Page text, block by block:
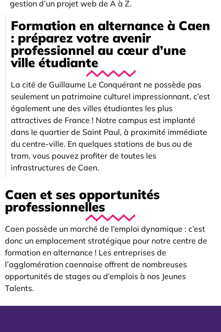
gestion d’un projet web de A à Z.
Formation en alternance à Caen
: préparez votre avenir
professionnel au cœur d’une
ville étudiante
La cité de Guillaume Le Conquérant ne possède pas
seulement un patrimoine culturel impressionnant, c’est
également une des villes étudiantes les plus
attractives de France ! Notre campus est implanté
dans le quartier de Saint Paul, à proximité immédiate
du centre-ville. En quelques stations de bus ou de
tram, vous pouvez profiter de toutes les
infrastructures de Caen.
Caen et ses opportunités
professionnelles
Caen possède un marché de l’emploi dynamique : c’est
donc un emplacement stratégique pour notre centre de
formation en alternance ! Les entreprises de
l’agglomération caennaise offrent de nombreuses
opportunités de stages ou d’emplois à nos Jeunes
Talents.